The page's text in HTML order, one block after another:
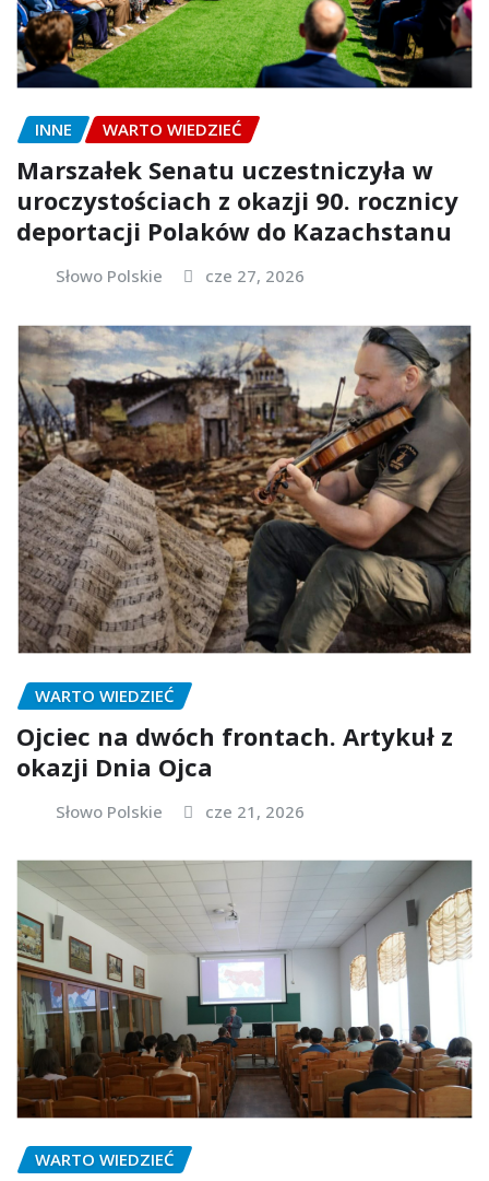
INNE WARTO WIEDZIEĆ
Marszałek Senatu uczestniczyła w
uroczystościach z okazji 90. rocznicy
deportacji Polaków do Kazachstanu
Słowo Polskie cze 27, 2026
WARTO WIEDZIEĆ
Ojciec na dwóch frontach. Artykuł z
okazji Dnia Ojca
Słowo Polskie cze 21, 2026
WARTO WIEDZIEĆ